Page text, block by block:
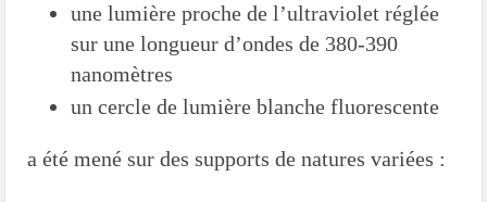
une lumière proche de l’ultraviolet réglée
sur une longueur d’ondes de 380-390
nanomètres
un cercle de lumière blanche fluorescente
a été mené sur des supports de natures variées :